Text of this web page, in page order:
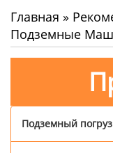
Главная »
Подземные
Подземный